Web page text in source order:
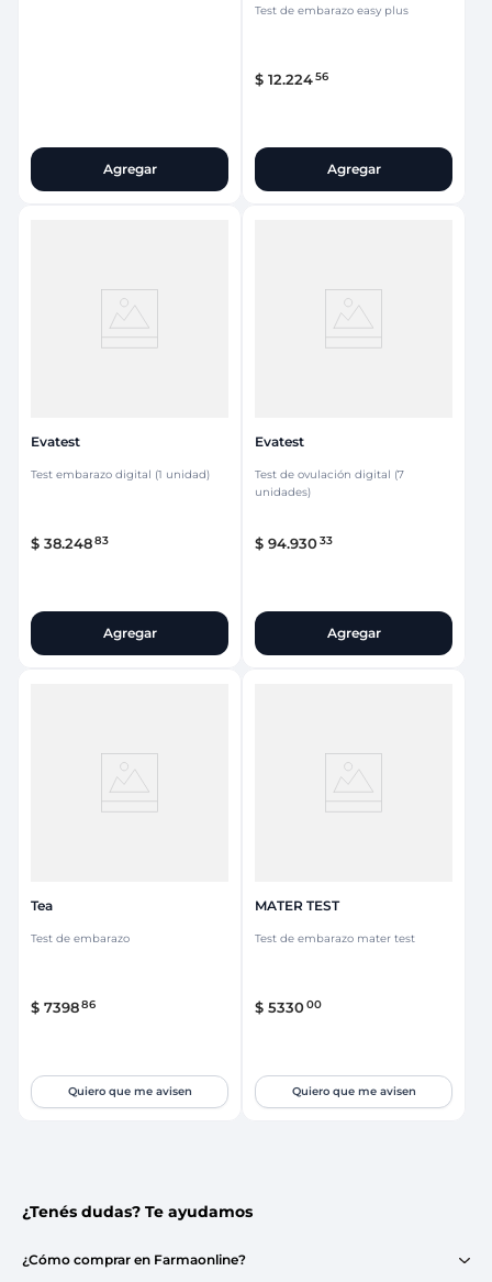
Agregar
Test de embarazo easy plus
$ 12.22456
Agregar
Evatest
Test embarazo digital (1 unidad)
$ 38.24883
Agregar
Evatest
Test de ovulación digital (7
unidades)
$ 94.93033
Agregar
Tea
Test de embarazo
$ 739886
Quiero que me avisen
MATER TEST
Test de embarazo mater test
$ 533000
Quiero que me avisen
¿Tenés dudas? Te ayudamos
¿Cómo comprar en Farmaonline?